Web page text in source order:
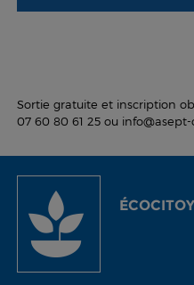
Sortie gratuite et inscription
07 60 80 61 25 ou info@asept-